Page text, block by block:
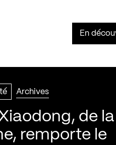
En
Archives
de la
remporte le